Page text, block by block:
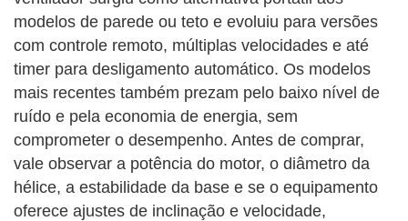
modelos de parede ou teto e evoluiu para versões
com controle remoto, múltiplas velocidades e até
timer para desligamento automático. Os modelos
mais recentes também prezam pelo baixo nível de
ruído e pela economia de energia, sem
comprometer o desempenho. Antes de comprar,
vale observar a potência do motor, o diâmetro da
hélice, a estabilidade da base e se o equipamento
oferece ajustes de inclinação e velocidade,